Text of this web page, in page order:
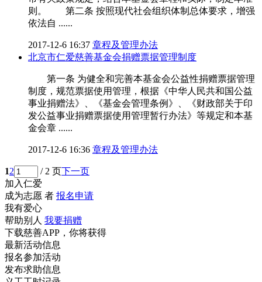
则。 第二条 按照现代社会组织体制总体要求，增强
依法自 ......
2017-12-6 16:37 章程及管理办法
北京市仁爱慈善基金会捐赠票据管理制度
第一条 为健全和完善本基金会公益性捐赠票据管理
制度，规范票据使用管理，根据《中华人民共和国公益
事业捐赠法》、《基金会管理条例》、《财政部关于印
发公益事业捐赠票据使用管理暂行办法》等规定和本基
金会章 ......
2017-12-6 16:36 章程及管理办法
12 / 2 页下一页
加入仁爱
成为志愿 者 报名申请
我有爱心
帮助别人 我要捐赠
下载慈善APP，你将获得
最新活动信息
报名参加活动
发布求助信息